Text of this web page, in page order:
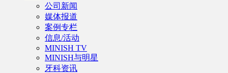
公司新闻
媒体报道
案例专栏
信息/活动
MINISH TV
MINISH与明星
牙科资讯